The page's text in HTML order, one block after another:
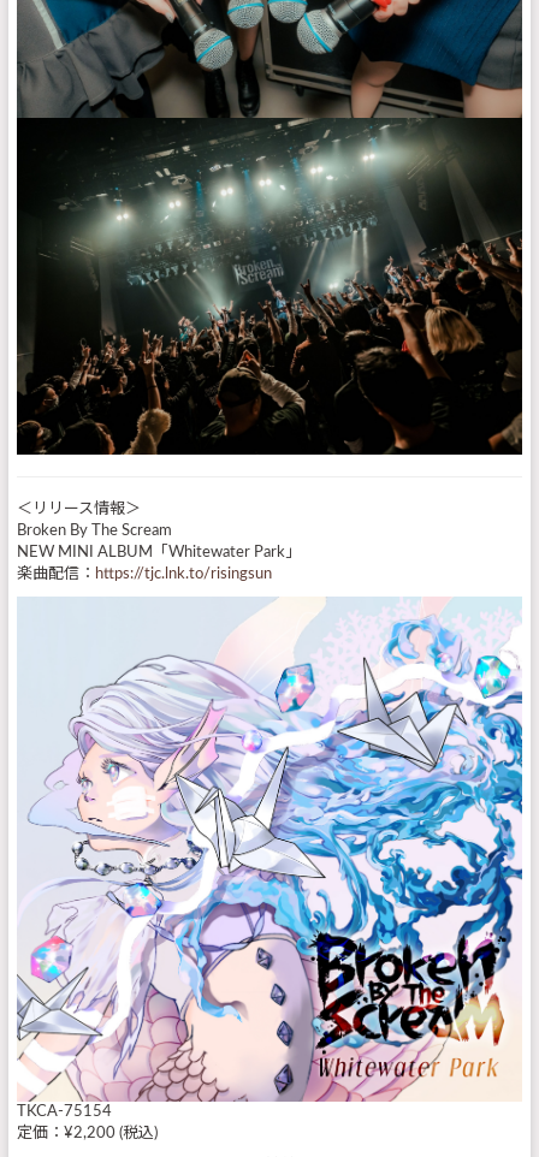
＜リリース情報＞
Broken By The Scream
NEW MINI ALBUM「Whitewater Park」
楽曲配信： https://tjc.lnk.to/risingsun
TKCA-75154
定価：¥2,200 (税込)